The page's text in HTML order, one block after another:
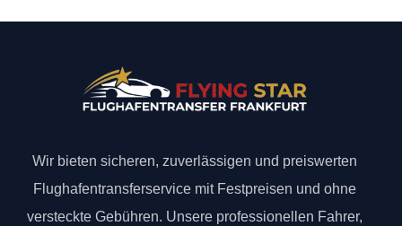
Wir bieten sicheren, zuverlässigen und preiswerten
Flughafentransferservice mit Festpreisen und ohne
versteckte Gebühren. Unsere professionellen Fahrer,